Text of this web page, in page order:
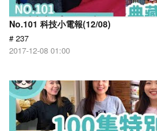
No.101 科技小電報(12/08)
# 237
2017-12-08 01:00